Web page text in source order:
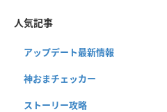
人気記事
アップデート最新情報
神おまチェッカー
ストーリー攻略